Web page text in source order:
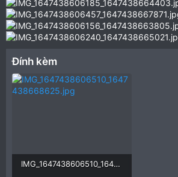
Đính kèm
IMG_1647438606510_1647438668625.jpg